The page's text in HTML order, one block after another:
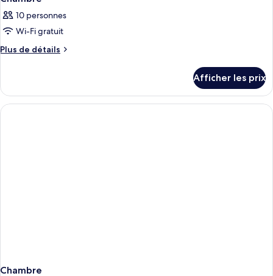
10 personnes
Wi-Fi gratuit
Plus de détails
Plus
Chambre
Afficher les prix
Chambre